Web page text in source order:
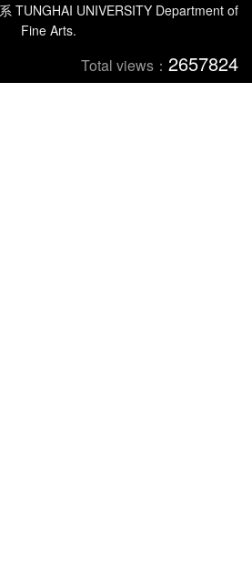
TUNGHAI UNIVERSITY Department of
Fine Arts.
Total views： 2657824